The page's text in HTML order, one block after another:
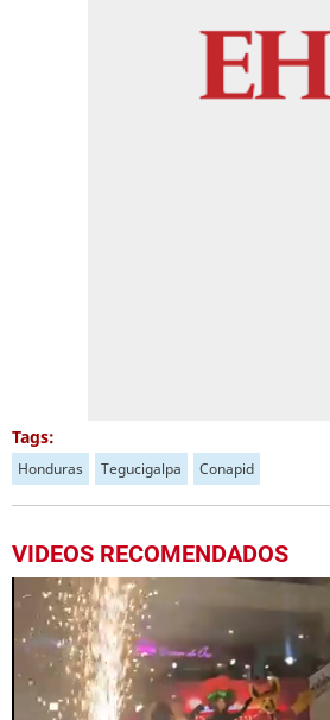
Tags:
Honduras Tegucigalpa Conapid
VIDEOS RECOMENDADOS